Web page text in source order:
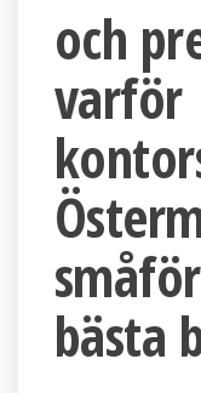
och
varför
bästa